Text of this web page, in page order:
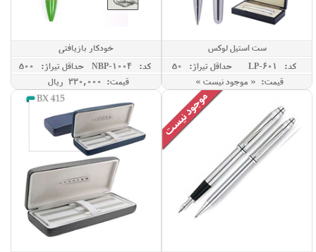
ست استیل لوکس
کد: LP-601
حداقل تيراژ: 50
قیمت: « موجود نیست »
خودکار بازیافتی
کد: NBP-1004
حداقل تيراژ: 500
قیمت: 330,000 ريال